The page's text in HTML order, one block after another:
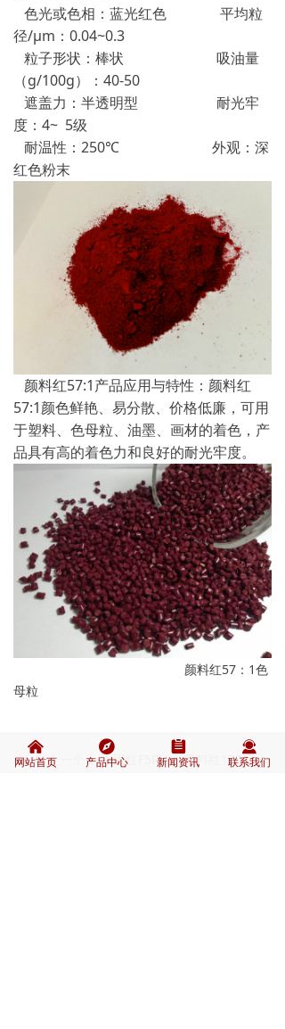
ꄴ 上一个： 永固红F5RK （颜料红170）
色光或色相：蓝光红色 平均粒
径/μm：0.04~0.3
粒子形状：棒状 吸油量
（g/100g）：40-50
遮盖力：半透明型 耐光牢
度：4~ 5级
耐温性：250℃ 外观：深
红色粉末
颜料红57:1产品应用与特性：颜料红
57:1颜色鲜艳、易分散、价格低廉，可用
于塑料、色母粒、油墨、画材的着色，产
品具有高的着色力和良好的耐光牢度。
颜料红57：1色
母粒
낀
网站首页
뀶
产品中心
뀳
新闻资讯
끤
联系我们